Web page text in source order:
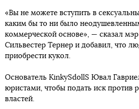
«Вы не можете вступить в
каким бы то ни было
коммерческой основе», — сказал
Сильвестер Тернер и добавил, что
приобрести кукол.
Основатель KinkySdollS Ювал
юристами, чтобы подать иск против
властей.